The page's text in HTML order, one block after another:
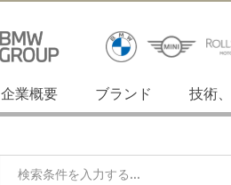
企業概要 ブランド 技術
検索条件を入力する...